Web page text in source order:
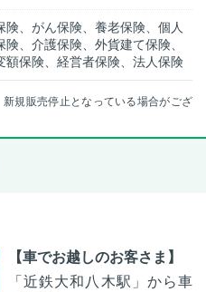
険、がん保険、養老保険、個人
、介護保険、外貨建て保険、
額保険、経営者保険、法人保険
規販売停止となっている場合がござ
【車でお越しのお客さま】
「近鉄大和八木駅」から車